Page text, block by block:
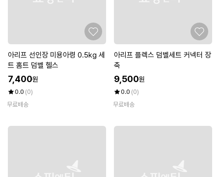
아리프 선인장 미용아령 0.5kg 세
트 홈트 덤벨 헬스
7,400원
0.0 (0)
무료배송
아리프 플렉스 덤벨세트 커넥터 장
축
9,500원
0.0 (0)
무료배송